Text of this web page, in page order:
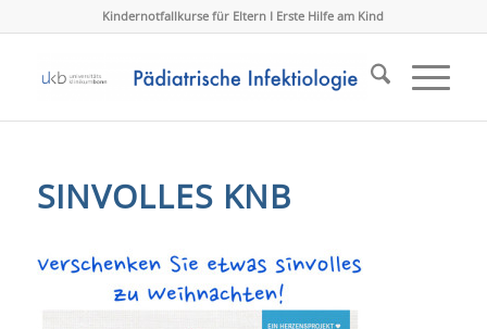
Kindernotfallkurse für Eltern I Erste Hilfe am Kind
SINVOLLES KNB